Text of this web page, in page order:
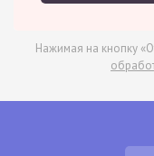
Нажимая на кнопку